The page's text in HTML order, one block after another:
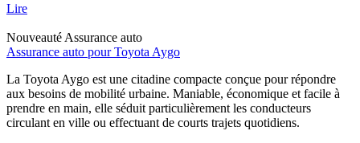
Lire
Nouveauté Assurance auto
Assurance auto pour Toyota Aygo
La Toyota Aygo est une citadine compacte conçue pour répondre
aux besoins de mobilité urbaine. Maniable, économique et facile à
prendre en main, elle séduit particulièrement les conducteurs
circulant en ville ou effectuant de courts trajets quotidiens.